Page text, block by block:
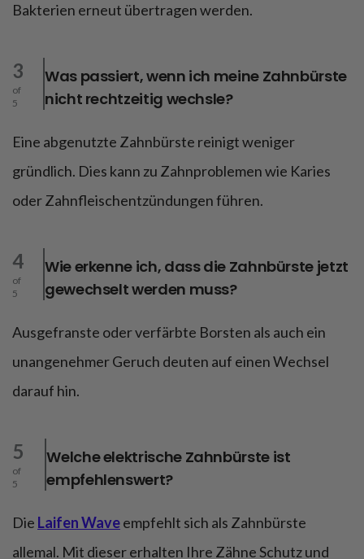
Bakterien erneut übertragen werden.
3
of
5
Was passiert, wenn ich meine Zahnbürste
nicht rechtzeitig wechsle?
Eine abgenutzte Zahnbürste reinigt weniger
gründlich. Dies kann zu Zahnproblemen wie Karies
oder Zahnfleischentzündungen führen.
4
of
5
Wie erkenne ich, dass die Zahnbürste jetzt
gewechselt werden muss?
Ausgefranste oder verfärbte Borsten als auch ein
unangenehmer Geruch deuten auf einen Wechsel
darauf hin.
5
of
5
Welche elektrische Zahnbürste ist
empfehlenswert?
Die Laifen Waveempfehlt sich als Zahnbürste
allemal. Mit dieser erhalten Ihre Zähne Schutz und